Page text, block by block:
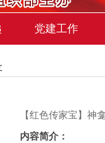
党建工作
【红色传家宝】神
内容简介：